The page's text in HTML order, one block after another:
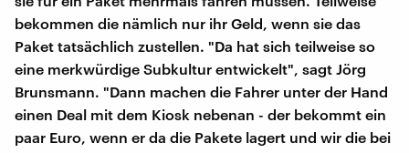
bekommen die nämlich nur ihr Geld, wenn sie das
Paket tatsächlich zustellen. "Da hat sich teilweise so
eine merkwürdige Subkultur entwickelt", sagt Jörg
Brunsmann. "Dann machen die Fahrer unter der Hand
einen Deal mit dem Kiosk nebenan - der bekommt ein
paar Euro, wenn er da die Pakete lagert und wir die bei